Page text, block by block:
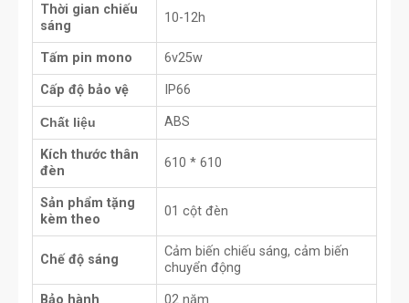
Thời gian chiếu
sáng
10-12h
Tấm pin mono 6v25w
Cấp độ bảo vệ IP66
Chất liệu ABS
Kích thước thân
đèn
610 * 610
Sản phẩm tặng
kèm theo
01 cột đèn
Chế độ sáng
Cảm biến chiếu sáng, cảm biến
chuyển động
Bảo hành 02 năm